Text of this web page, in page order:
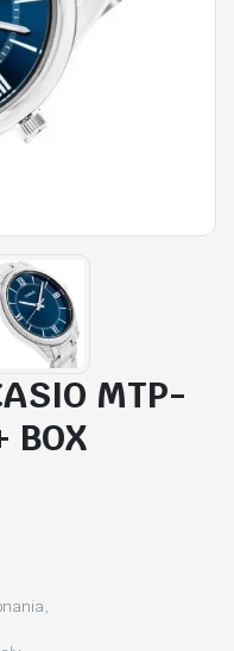
MTP-
BOX